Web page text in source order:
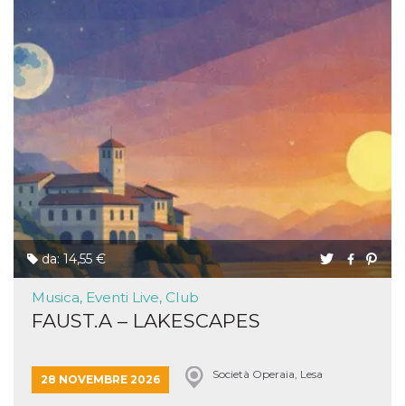
da: 14,55 €
Musica, Eventi Live, Club
FAUST.A – LAKESCAPES
28 NOVEMBRE 2026 Società Operaia, Lesa